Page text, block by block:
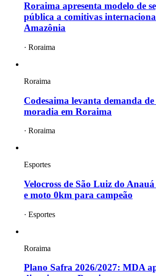
Roraima apresenta modelo de
pública a comitivas
Amazônia
· Roraima
Roraima
Codesaima levanta demanda
moradia em Roraima
· Roraima
Esportes
Velocross de São Luiz do
e moto 0km para campeão
· Esportes
Roraima
Plano Safra 2026/2027: MDA